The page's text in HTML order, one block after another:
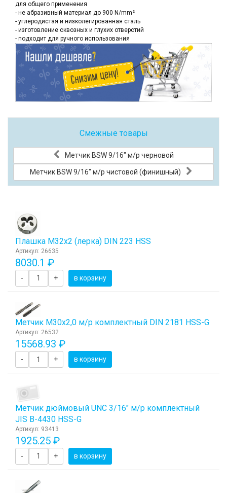
для общего применения
- не абразивный материал до 900 N/mm²
- углеродистая и низколегированная сталь
- изготовление сквозных и глухих отверстий
- подходит для ручного использования
Смежные товары
Метчик BSW 9/16" м/р черновой
Метчик BSW 9/16" м/р чистовой (финишный)
Плашка М32x2 (лерка) DIN 223 HSS
Артикул: 26635
8030.1 ₽
- + в корзину
Метчик М30x2,0 м/р комплектный DIN 2181 HSS-G
Артикул: 26532
15568.93 ₽
- + в корзину
Метчик дюймовый UNC 3/16" м/р комплектный
JIS B-4430 HSS-G
Артикул: 93413
1925.25 ₽
- + в корзину